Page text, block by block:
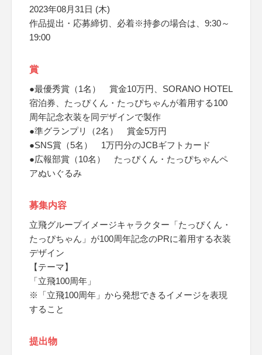
2023年08月31日 (木)
作品提出・応募締切、必着※持参の場合は、9:30～
19:00
賞
●最優秀賞（1名） 賞金10万円、SORANO HOTEL
宿泊券、たっぴくん・たっぴちゃんが着用する100
周年記念衣装を同デザインで製作
●準グランプリ（2名） 賞金5万円
●SNS賞（5名） 1万円分のJCBギフトカード
●広報部賞（10名） たっぴくん・たっぴちゃんペ
アぬいぐるみ
募集内容
立飛グループイメージキャラクター「たっぴくん・
たっぴちゃん」が100周年記念のPRに着用する衣装
デザイン
【テーマ】
「立飛100周年」
※「立飛100周年」から発想できるイメージを表現
すること
提出物